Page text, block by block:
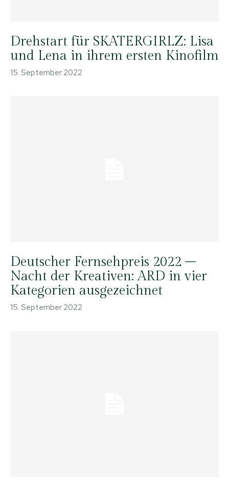
Drehstart für SKATERGIRLZ: Lisa
und Lena in ihrem ersten Kinofilm
15. September 2022
Deutscher Fernsehpreis 2022 –
Nacht der Kreativen: ARD in vier
Kategorien ausgezeichnet
15. September 2022